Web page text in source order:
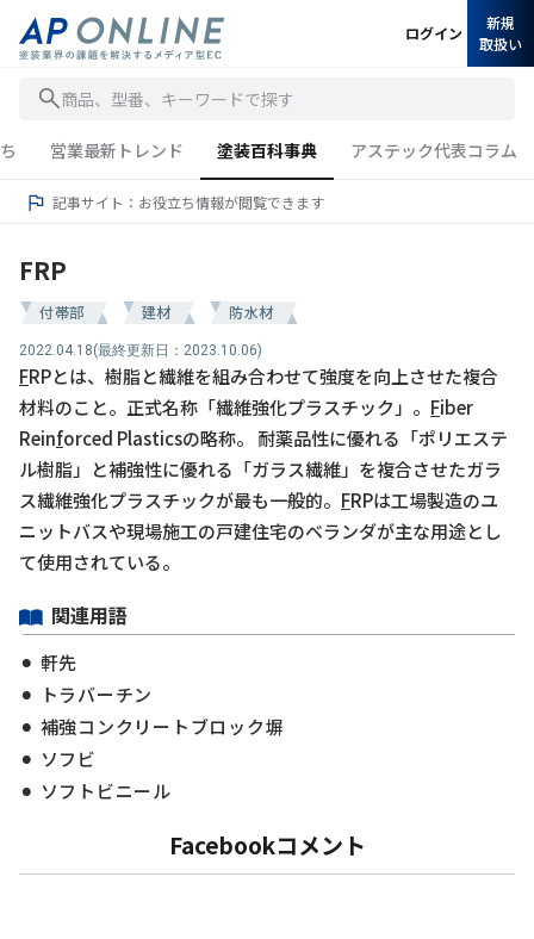
商品、型番、キーワードで探す
ログイン
新規
取扱い
営業最新トレンド 塗装百科事典 アステック代表コラム
記事サイト：お役立ち情報が閲覧できます
FRP
付帯部 建材 防水材
2022.04.18(最終更新日：2023.10.06)
FRPとは、樹脂と繊維を組み合わせて強度を向上させた複合
材料のこと。正式名称「繊維強化プラスチック」。 Fiber
Reinforced Plasticsの略称。 耐薬品性に優れる「ポリエステ
ル樹脂」と補強性に優れる「ガラス繊維」を複合させたガラ
ス繊維強化プラスチックが最も一般的。 FRPは工場製造のユ
ニットバスや現場施工の戸建住宅のベランダが主な用途とし
て使用されている。
関連用語
軒先
トラバーチン
補強コンクリートブロック塀
ソフビ
ソフトビニール
Facebookコメント